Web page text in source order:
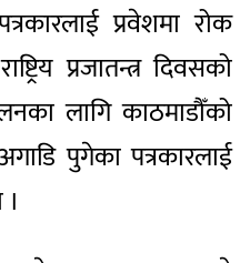
प्रवेशमा रोक
प्रजातन्त्र दिवसको
लागि काठमाडौँको
पुगेका पत्रकारलाई